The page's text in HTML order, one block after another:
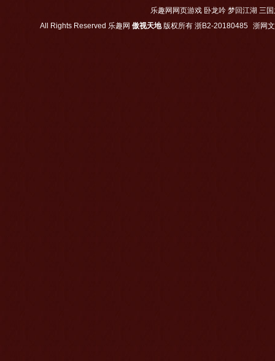
乐趣网网页游戏 卧龙吟 梦回江湖 三
All Rights Reserved 乐趣网 傲视天地版权所有 浙B2-20180485 浙网